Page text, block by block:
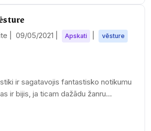
| 09/05/2021 Apskati vēsture
ir sagatavojis fantastisko notikumu
ir bijis, ja ticam dažādu žanru